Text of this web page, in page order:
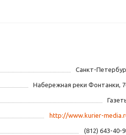
Санкт-
Набережная реки Фонтанки,
http://www.kurier-
(812) 643-40-